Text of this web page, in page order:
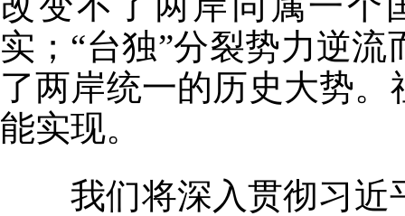
实；“台独”分裂势力逆
了两岸统一的历史大势
能实现。
我们将深入贯彻习近